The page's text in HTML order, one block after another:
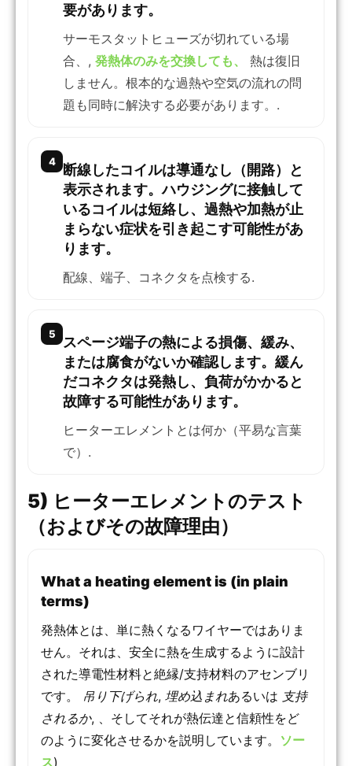
要があります。
サーモスタットヒューズが切れている場
合、, 発熱体のみを交換しても、
熱は復旧
しません。根本的な過熱や空気の流れの問
題も同時に解決する必要があります。.
4
断線したコイルは導通なし（開路）と
表示されます。ハウジングに接触して
いるコイルは短絡し、過熱や加熱が止
まらない症状を引き起こす可能性があ
ります。
配線、端子、コネクタを点検する.
5
スページ端子の熱による損傷、緩み、
または腐食がないか確認します。緩ん
だコネクタは発熱し、負荷がかかると
故障する可能性があります。
ヒーターエレメントとは何か（平易な言葉
で）.
5) ヒーターエレメントのテスト
（およびその故障理由）
What a heating element is (in plain
terms)
発熱体とは、単に熱くなるワイヤーではありま
せん。それは、安全に熱を生成するように設計
された導電性材料と絶縁/支持材料のアセンブリ
です。 吊り下げられ, 埋め込まれあるいは 支持
されるか, 、そしてそれが熱伝達と信頼性をど
のように変化させるかを説明しています。 ソー
ス)